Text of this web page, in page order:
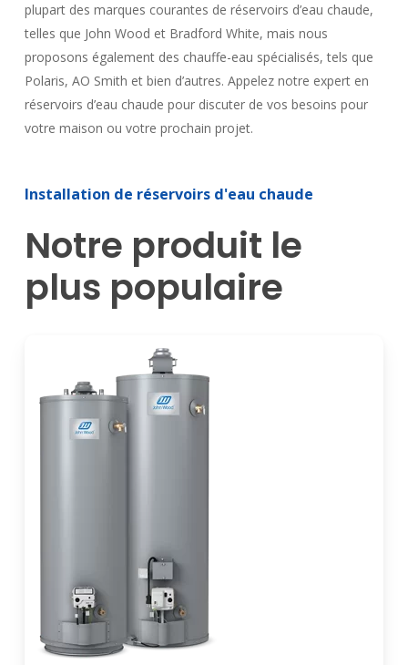
plupart des marques courantes de réservoirs d’eau chaude,
telles que John Wood et Bradford White, mais nous
proposons également des chauffe-eau spécialisés, tels que
Polaris, AO Smith et bien d’autres. Appelez notre expert en
réservoirs d’eau chaude pour discuter de vos besoins pour
votre maison ou votre prochain projet.
Installation de réservoirs d'eau chaude
Notre produit le
plus populaire